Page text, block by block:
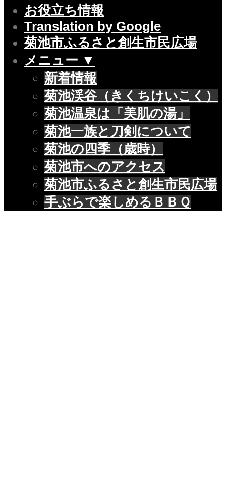
お役立ち情報
Translation by Google
菊池市ふるさと創生市民広場
メニュー ▼
新着情報
菊池渓谷（きくちけいこく）
菊池温泉は「美肌の湯」
菊池一族と刀剣について
菊池の四季（歳時）
菊池市へのアクセス
菊池市ふるさと創生市民広場
手ぶらで楽しめるＢＢＱ